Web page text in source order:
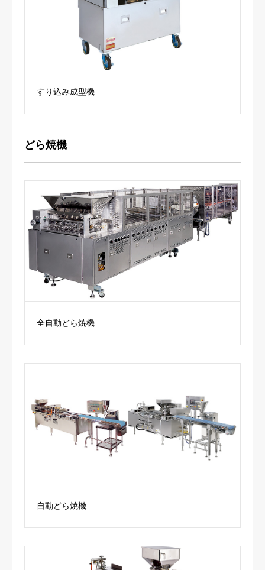
すり込み成型機
どら焼機
全自動どら焼機
自動どら焼機